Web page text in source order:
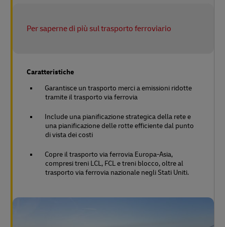
Per saperne di più sul trasporto ferroviario
Caratteristiche
Garantisce un trasporto merci a emissioni ridotte
tramite il trasporto via ferrovia
Include una pianificazione strategica della rete e
una pianificazione delle rotte efficiente dal punto
di vista dei costi
Copre il trasporto via ferrovia Europa-Asia,
compresi treni LCL, FCL e treni blocco, oltre al
trasporto via ferrovia nazionale negli Stati Uniti.